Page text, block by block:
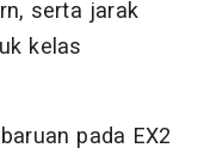
serta jarak
kelas
pada EX2